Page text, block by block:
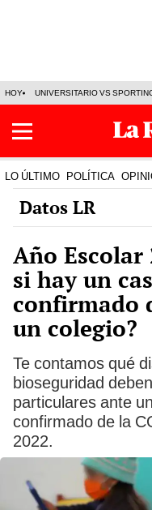
HOY UNIVERSITARIO VS
LO ÚLTIMO POLÍTICA
Datos LR
Año Escolar
si hay un
confirmado
un colegio?
Te contamos qué
bioseguridad
particulares ante
confirmado de la
2022.